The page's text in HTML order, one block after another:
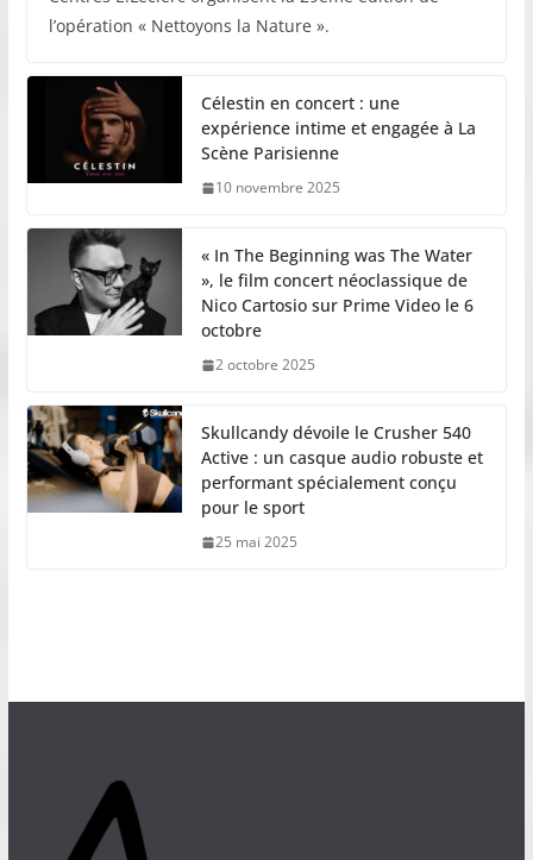
l’opération « Nettoyons la Nature ».
Célestin en concert : une
expérience intime et engagée à La
Scène Parisienne
10 novembre 2025
« In The Beginning was The Water
», le film concert néoclassique de
Nico Cartosio sur Prime Video le 6
octobre
2 octobre 2025
Skullcandy dévoile le Crusher 540
Active : un casque audio robuste et
performant spécialement conçu
pour le sport
25 mai 2025